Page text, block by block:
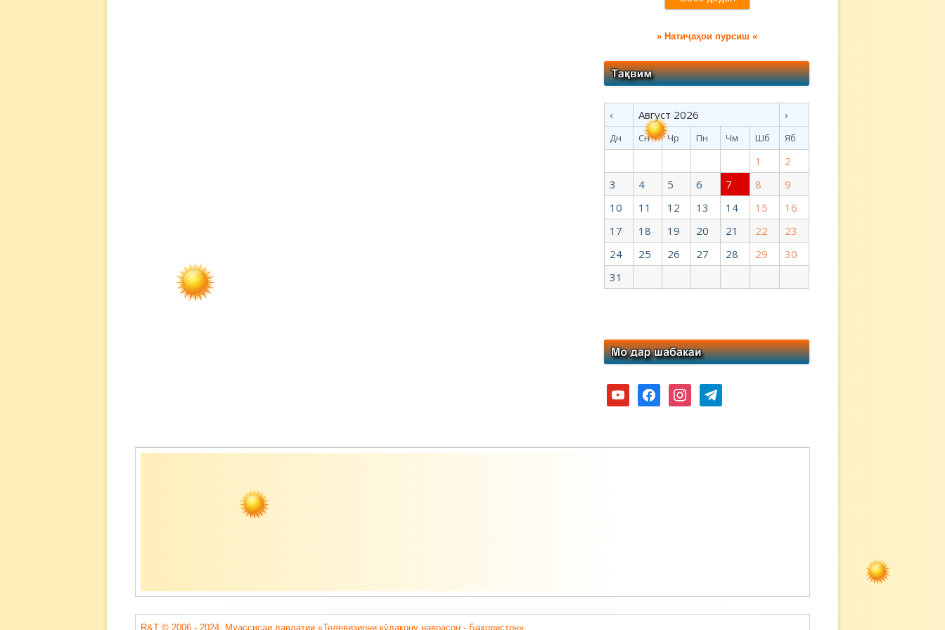
» Натиҷаҳои пурсиш «
‹ Август 2026 ›
Дн Сн Чр Пн Чм Шб Яб
1
2
3
4 5 6 7 8
9
10
11 12 13 14 15
16
17
18 19 20 21 22
23
24
25 26 27 28 29
30
31
youtubefacebookinstagramtelegram
Содержимое
R&T © 2006 - 2024. Муассисаи давлатии «Телевизиони кӯдакону наврасон - Баҳористон».